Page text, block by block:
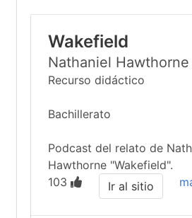
Wakefield
Nathaniel Hawthorne
Recurso didáctico
Bachillerato
Podcast del relato de
Hawthorne "Wakefield".
103
Ir al sitio